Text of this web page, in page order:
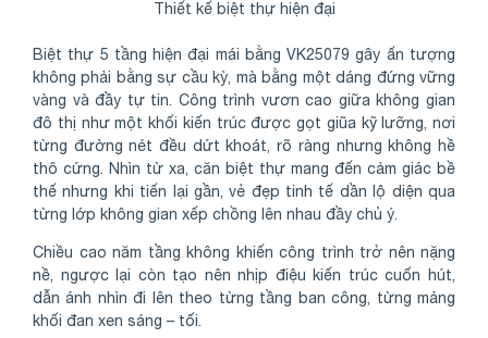
Thiết kế biệt thự hiện đại
Biệt thự 5 tầng hiện đại mái bằng VK25079 gây ấn tượng
không phải bằng sự cầu kỳ, mà bằng một dáng đứng vững
vàng và đầy tự tin. Công trình vươn cao giữa không gian
đô thị như một khối kiến trúc được gọt giũa kỹ lưỡng, nơi
từng đường nét đều dứt khoát, rõ ràng nhưng không hề
thô cứng. Nhìn từ xa, căn biệt thự mang đến cảm giác bề
thế nhưng khi tiến lại gần, vẻ đẹp tinh tế dần lộ diện qua
từng lớp không gian xếp chồng lên nhau đầy chủ ý.
Chiều cao năm tầng không khiến công trình trở nên nặng
nề, ngược lại còn tạo nên nhịp điệu kiến trúc cuốn hút,
dẫn ánh nhìn đi lên theo từng tầng ban công, từng mảng
khối đan xen sáng – tối.